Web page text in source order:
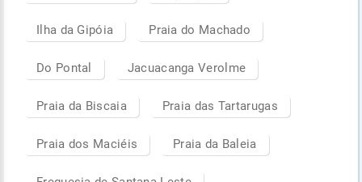
Ilha da Gipóia Praia do Machado
Do Pontal Jacuacanga Verolme
Praia da Biscaia Praia das Tartarugas
Praia dos Maciéis Praia da Baleia